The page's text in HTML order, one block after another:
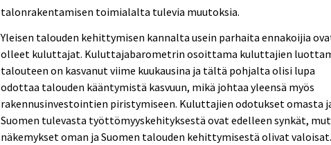
talonrakentamisen toimialalta tulevia muutoksia.
Yleisen talouden kehittymisen kannalta usein parhaita ennakoijia
olleet kuluttajat. Kuluttajabarometrin osoittama kuluttajien
talouteen on kasvanut viime kuukausina ja tältä pohjalta olisi lupa
odottaa talouden kääntymistä kasvuun, mikä johtaa yleensä myös
rakennusinvestointien piristymiseen. Kuluttajien odotukset omasta
Suomen tulevasta työttömyyskehityksestä ovat edelleen synkät,
näkemykset oman ja Suomen talouden kehittymisestä olivat valoisat.